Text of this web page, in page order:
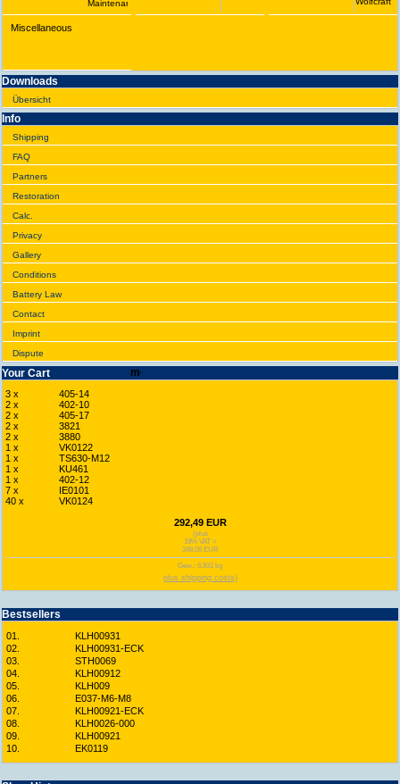
Miscellaneous
Downloads
Übersicht
Info
Shipping
FAQ
Partners
Restoration
Calc.
Privacy
Gallery
Conditions
Battery Law
Contact
Imprint
Dispute
Your Cart
3 x
405-14
2 x
402-10
2 x
405-17
2 x
3821
2 x
3880
1 x
VK0122
1 x
TS630-M12
1 x
KU461
1 x
402-12
7 x
IE0101
40 x
VK0124
292,49 EUR
(plus
19% VAT =
348,06 EUR
Gew.: 6.931 kg
plus shipping costs)
Bestsellers
01.
KLH00931
02.
KLH00931-ECK
03.
STH0069
04.
KLH00912
05.
KLH009
06.
E037-M6-M8
07.
KLH00921-ECK
08.
KLH0026-000
09.
KLH00921
10.
EK0119